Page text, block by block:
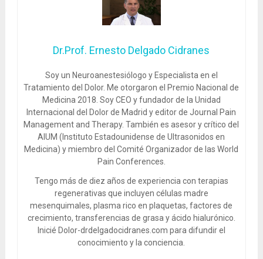
Dr.Prof. Ernesto Delgado Cidranes
Soy un Neuroanestesiólogo y Especialista en el
Tratamiento del Dolor. Me otorgaron el Premio Nacional de
Medicina 2018. Soy CEO y fundador de la Unidad
Internacional del Dolor de Madrid y editor de Journal Pain
Management and Therapy. También es asesor y crítico del
AIUM (Instituto Estadounidense de Ultrasonidos en
Medicina) y miembro del Comité Organizador de las World
Pain Conferences.
Tengo más de diez años de experiencia con terapias
regenerativas que incluyen células madre
mesenquimales, plasma rico en plaquetas, factores de
crecimiento, transferencias de grasa y ácido hialurónico.
Inicié Dolor-drdelgadocidranes.com para difundir el
conocimiento y la conciencia.